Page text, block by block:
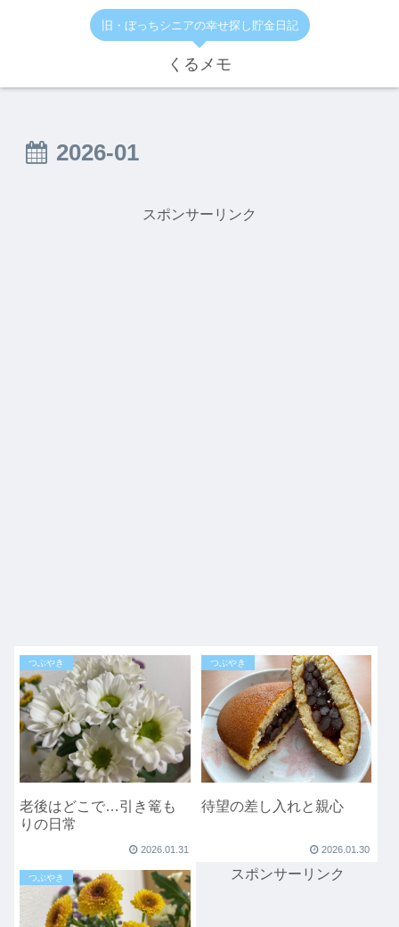
旧・ぼっちシニアの幸せ探し貯金日記
くるメモ
2026-01
スポンサーリンク
つぶやき
老後はどこで…引き篭も
りの日常
2026.01.31
つぶやき
待望の差し入れと親心
2026.01.30
つぶやき スポンサーリンク